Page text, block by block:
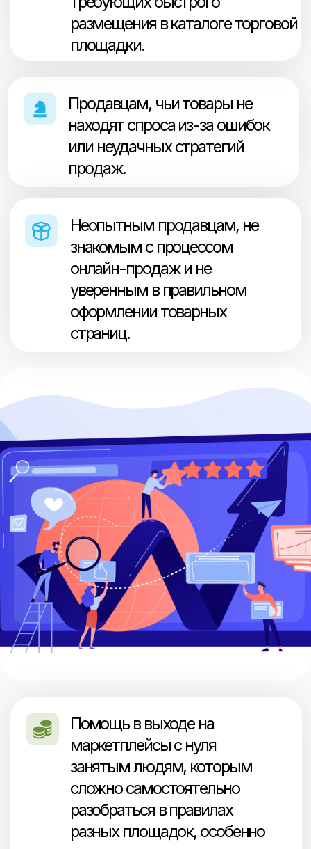
Виды онбординга
можно выделить несколько наиболее
популярных.
В чем
особенности
онбординга
Онбординг для новичков позволяет
маркетплейсу более эффективно
интегрировать новых продавцов,
помогая им быстрее начать работу. Это в
свою очередь способствует повышению
участия поставщиков и
удовлетворенности пользователей.
Улучшение процесса адаптации
облегчает поставщикам интеграцию их